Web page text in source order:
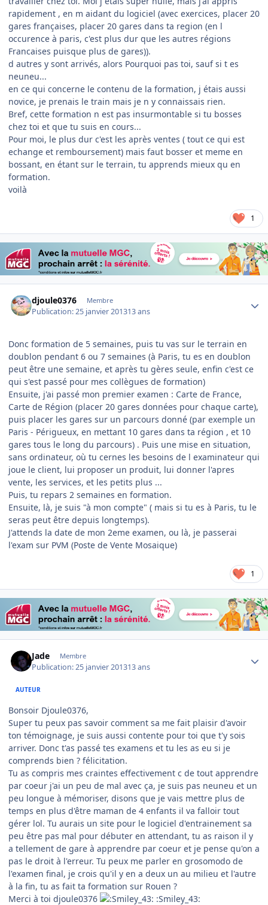
rapidement , en m aidant du logiciel (avec exercices, placer 20
gares françaises, placer 20 gares dans ta region (en l
occurence à paris, c'est plus dur que les autres régions
Francaises puisque plus de gares)).
d autres y sont arrivés, alors Pourquoi pas toi, sauf si t es
neuneu...
en ce qui concerne le contenu de la formation, j étais aussi
novice, je prenais le train mais je n y connaissais rien.
Bref, cette formation n est pas insurmontable si tu bosses
chez toi et que tu suis en cours...
Pour moi, le plus dur c'est les après ventes ( tout ce qui est
echange et remboursement) mais faut bosser et meme en
bossant, en étant sur le terrain, tu apprends mieux qu en
formation.
voilà
1
djoule0376 Membre
Publication:25 janvier 201313 ans
Donc formation de 5 semaines, puis tu vas sur le terrain en
doublon pendant 6 ou 7 semaines (à Paris, tu es en doublon
peut être une semaine, et après tu gères seule, enfin c'est ce
qui s'est passé pour mes collègues de formation)
Ensuite, j'ai passé mon premier examen : Carte de France,
Carte de Région (placer 20 gares données pour chaque carte),
puis placer les gares sur un parcours donné (par exemple un
Paris - Périgueux, en mettant 10 gares dans ta région , et 10
gares tous le long du parcours) . Puis une mise en situation,
sans ordinateur, où tu cernes les besoins de l examinateur qui
joue le client, lui proposer un produit, lui donner l'apres
vente, les services, et les petits plus ...
Puis, tu repars 2 semaines en formation.
Ensuite, là, je suis "à mon compte" ( mais si tu es à Paris, tu le
seras peut être depuis longtemps).
J'attends la date de mon 2eme examen, ou là, je passerai
l'exam sur PVM (Poste de Vente Mosaique)
1
Jade Membre
Publication:25 janvier 201313 ans
AUTEUR
Bonsoir Djoule0376,
Super tu peux pas savoir comment sa me fait plaisir d'avoir
ton témoignage, je suis aussi contente pour toi que t'y sois
arriver. Donc t'as passé tes examens et tu les as eu si je
comprends bien ? félicitation.
Tu as compris mes craintes effectivement c de tout apprendre
par coeur j'ai un peu de mal avec ça, je suis pas neuneu et un
peu longue à mémoriser, disons que je vais mettre plus de
temps en plus d'être maman de 4 enfants il va falloir tout
gérer lol. Tu aurais un site pour le logiciel d'entrainement sa
peu être pas mal pour débuter en attendant, tu as raison il y
a tellement de gare à apprendre par coeur et je pense qu'on a
pas le droit à l'erreur. Tu peux me parler en grosomodo de
l'examen final, je crois qu'il y en a deux un au milieu et l'autre
à la fin, tu as fait ta formation sur Rouen ?
Merci à toi djoule0376
:Smiley_43: